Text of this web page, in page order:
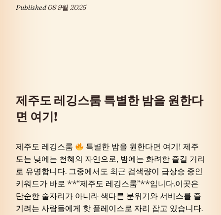
Published08 9월 2025
제주도 레깅스룸 특별한 밤을 원한다
면 여기!
제주도 레깅스룸
특별한 밤을 원한다면 여기! 제주
도는 낮에는 천혜의 자연으로, 밤에는 화려한 즐길 거리
로 유명합니다. 그중에서도 최근 검색량이 급상승 중인
키워드가 바로 **“제주도 레깅스룸”**입니다.이곳은
단순한 술자리가 아니라 색다른 분위기와 서비스를 즐
기려는 사람들에게 핫 플레이스로 자리 잡고 있습니다.